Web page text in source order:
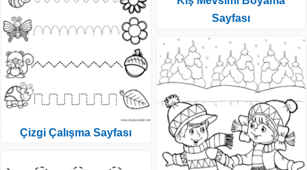
Çizgi Çalışma Sayfası
Sayfası